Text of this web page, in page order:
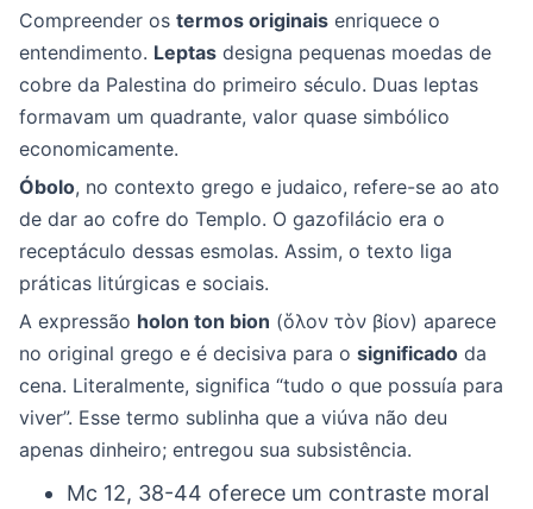
Compreender os termos originais enriquece o
entendimento. Leptas designa pequenas moedas de
cobre da Palestina do primeiro século. Duas leptas
formavam um quadrante, valor quase simbólico
economicamente.
Óbolo, no contexto grego e judaico, refere-se ao ato
de dar ao cofre do Templo. O gazofilácio era o
receptáculo dessas esmolas. Assim, o texto liga
práticas litúrgicas e sociais.
A expressão holon ton bion (ὅλον τὸν βίον) aparece
no original grego e é decisiva para o significado da
cena. Literalmente, significa “tudo o que possuía para
viver”. Esse termo sublinha que a viúva não deu
apenas dinheiro; entregou sua subsistência.
Mc 12, 38-44 oferece um contraste moral